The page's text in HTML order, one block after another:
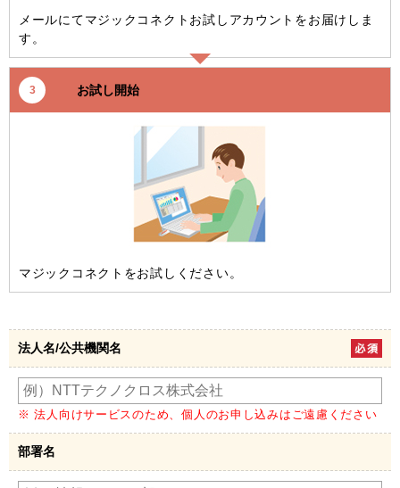
メールにてマジックコネクトお試しアカウントをお届けしま
す。
3 お試し開始
マジックコネクトをお試しください。
法人名/公共機関名
※ 法人向けサービスのため、個人のお申し込みはご遠慮ください
部署名